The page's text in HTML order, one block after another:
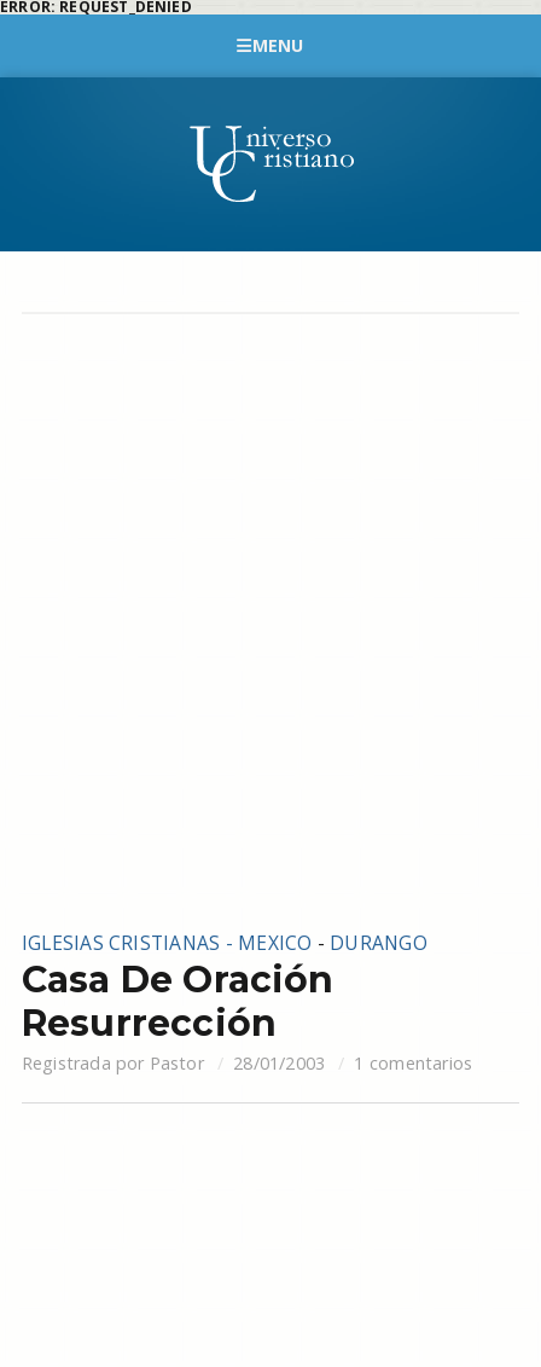
ERROR: REQUEST_DENIED
MENU
IGLESIAS CRISTIANAS - MEXICO - DURANGO
Casa De Oración
Resurrección
Registrada por Pastor 28/01/2003 1 comentarios